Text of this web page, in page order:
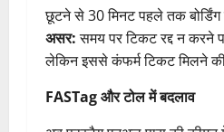
छूटने से 30 मिनट पहले तक
असर:समय पर टिकट रद्द न करने
लेकिन इससे कंफर्म टिकट मिलने की
FASTag और टोल में बदलाव